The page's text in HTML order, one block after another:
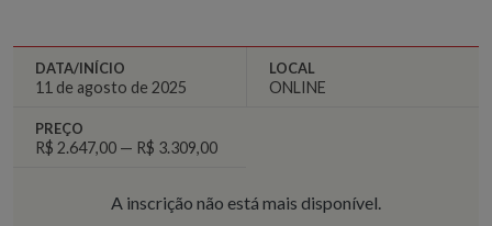
DATA/INÍCIO
11 de agosto de 2025
LOCAL
ONLINE
PREÇO
R$ 2.647,00 — R$ 3.309,00
A inscrição não está mais disponível.